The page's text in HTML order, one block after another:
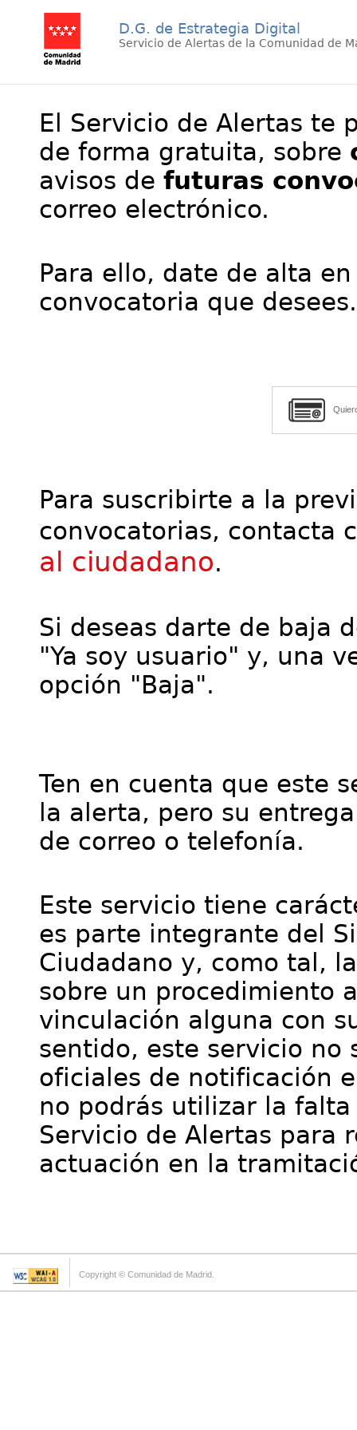
D.G. de Estrategia Digital
Servicio de Alertas de la Comunidad de
El Servicio de Alertas te
de forma gratuita, sobre
avisos de futuras
correo electrónico.
Para ello, date de alta
convocatoria que desees.
Para suscribirte a la
convocatorias, contacta
al ciudadano.
Si deseas darte de baja
"Ya soy usuario" y, una
opción "Baja".
Ten en cuenta que este
la alerta, pero su
de correo o telefonía.
Este servicio tiene
es parte integrante del
Ciudadano y, como tal,
sobre un procedimiento
vinculación alguna con
sentido, este servicio no
oficiales de notificación
no podrás utilizar la
Servicio de Alertas para
actuación en la
Copyright © Comunidad de Madrid.